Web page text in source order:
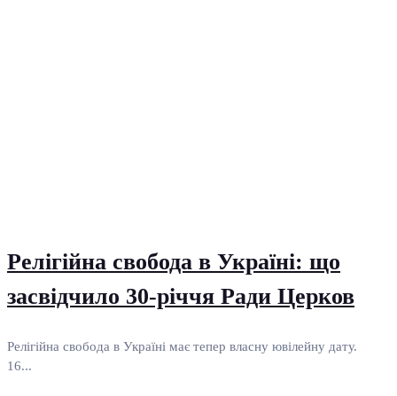
Релігійна свобода в Україні: що
засвідчило 30-річчя Ради Церков
Релігійна свобода в Україні має тепер власну ювілейну дату.
16...